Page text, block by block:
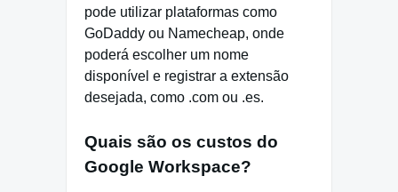
pode utilizar plataformas como
GoDaddy ou Namecheap, onde
poderá escolher um nome
disponível e registrar a extensão
desejada, como .com ou .es.
Quais são os custos do
Google Workspace?